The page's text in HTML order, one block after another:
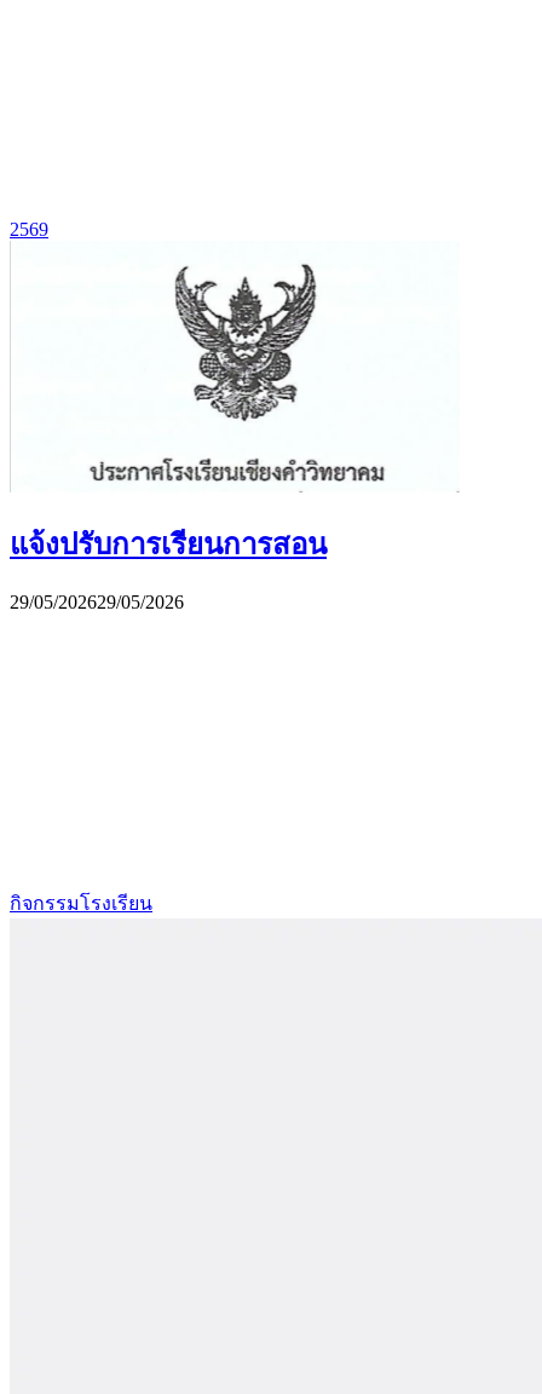
2569
แจ้งปรับการเรียนการสอน
29/05/202629/05/2026
กิจกรรมโรงเรียน